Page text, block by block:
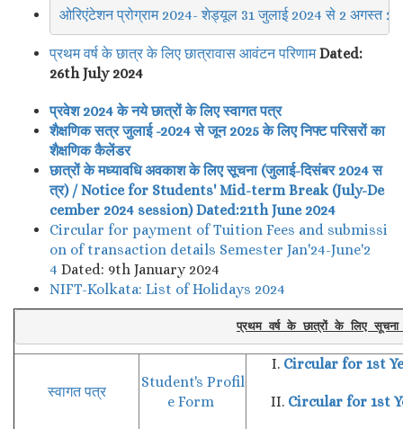
ओरिएंटेशन प्रोग्राम 2024- शेड्यूल 31 जुलाई 2024 से 2 अगस्त
प्रथम वर्ष के छात्र के लिए छात्रावास आवंटन परिणाम Dated:
26th July 2024
प्रवेश 2024 के नये छात्रों के लिए स्वागत पत्र
शैक्षणिक सत्र जुलाई-2024से जून2025के लिए निफ्ट परिसरों का
शैक्षणिक कैलेंडर
छात्रों के मध्यावधि अवकाश के लिए सूचना (जुलाई-दिसंबर 2024 स
त्र) / Notice for Students' Mid-term Break (July-De
cember 2024 session) Dated:21th June 2024
Circular for payment of Tuition Fees and submissi
on of transaction details Semester Jan'24-June'2
4 Dated: 9th January 2024
NIFT-Kolkata: List of Holidays 2024
प्रथम वर्ष के छात्रों के लिए
स्वागत पत्र
Student's Profil
e Form
I. Circular for 1st
II. Circular for 1st